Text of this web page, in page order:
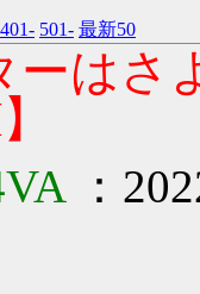
401- 501- 最新50
ーは
：